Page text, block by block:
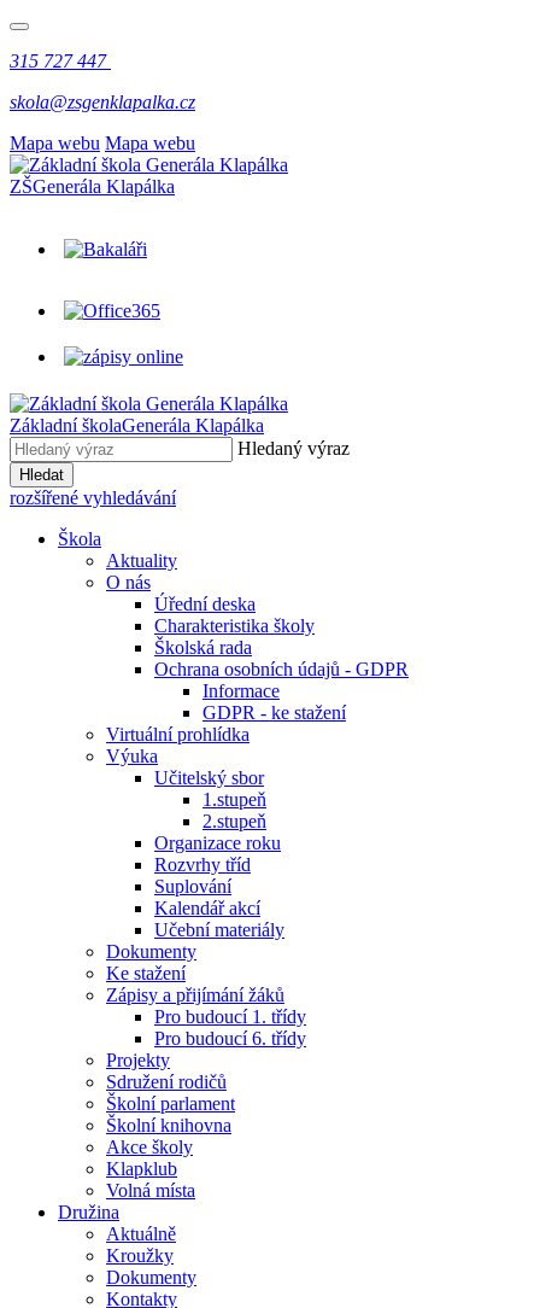
315 727 447
skola@zsgenklapalka.cz
Mapa webu Mapa webu
ZŠGenerála Klapálka
Základní školaGenerála Klapálka
Hledaný výraz
Hledat
rozšířené vyhledávání
Škola
Aktuality
O nás
Úřední deska
Charakteristika školy
Školská rada
Ochrana osobních údajů - GDPR
Informace
GDPR - ke stažení
Virtuální prohlídka
Výuka
Učitelský sbor
1.stupeň
2.stupeň
Organizace roku
Rozvrhy tříd
Suplování
Kalendář akcí
Učební materiály
Dokumenty
Ke stažení
Zápisy a přijímání žáků
Pro budoucí 1. třídy
Pro budoucí 6. třídy
Projekty
Sdružení rodičů
Školní parlament
Školní knihovna
Akce školy
Klapklub
Volná místa
Družina
Aktuálně
Kroužky
Dokumenty
Kontakty